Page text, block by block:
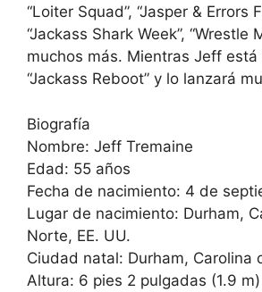
“Loiter Squad”, “Jasper & Errors
“Jackass Shark Week”, “Wrestle
muchos más. Mientras Jeff
“Jackass Reboot” y lo lanzará
Biografía
Nombre: Jeff Tremaine
Edad: 55 años
Fecha de nacimiento: 4 de
Lugar de nacimiento: Durham,
Norte, EE. UU.
Ciudad natal: Durham, Carolina
Altura: 6 pies 2 pulgadas (1.9 m)